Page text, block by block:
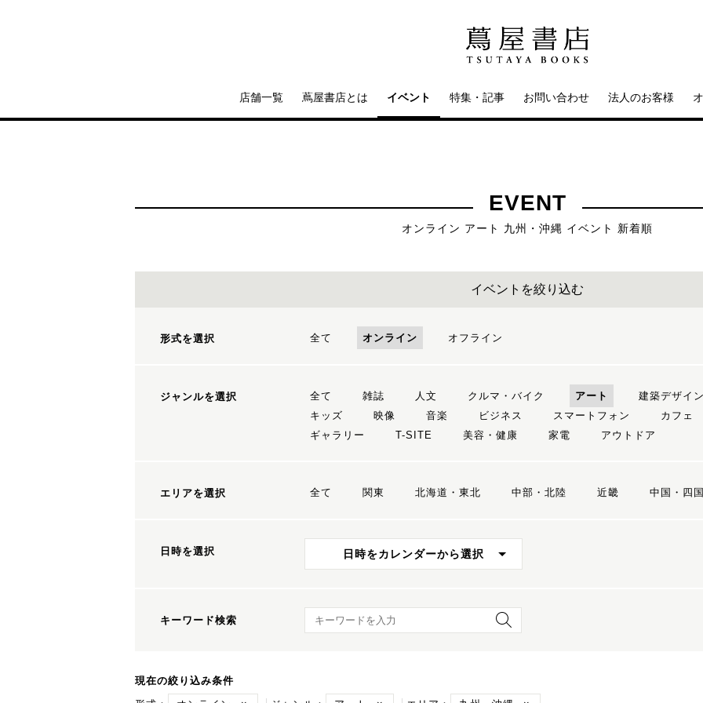
店舗一覧 蔦屋書店とは イベント 特集・記事 お問い合わせ 法人のお客様
EVENT
オンライン アート 九州・沖縄 イベント 新着順
イベントを絞り込む
形式を選択 全て オンライン オフライン
ジャンルを選択 全て 雑誌 人文 クルマ・バイク アート 建築デザイン
キッズ
映像 音楽 ビジネス スマートフォン カフェ
ギャラリー
T-SITE 美容・健康 家電 アウトドア
エリアを選択 全て 関東 北海道・東北 中部・北陸 近畿 中国・四国
日時を選択 日時をカレンダーから選択
キーワード検索 キーワード検索
現在の絞り込み条件